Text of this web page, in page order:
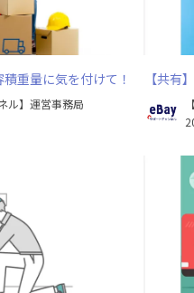
重量に気を付けて！
ル】運営事務局
【共有